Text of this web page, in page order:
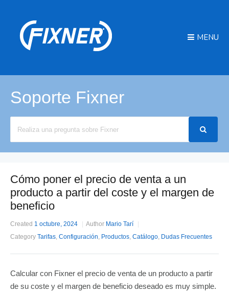
MENU
Soporte Fixner
Cómo poner el precio de venta a un
producto a partir del coste y el margen de
beneficio
Created 1 octubre, 2024 Author Mario Tarí
Category Tarifas, Configuración, Productos, Catálogo, Dudas Frecuentes
Calcular con Fixner el precio de venta de un producto a partir
de su coste y el margen de beneficio deseado es muy simple.